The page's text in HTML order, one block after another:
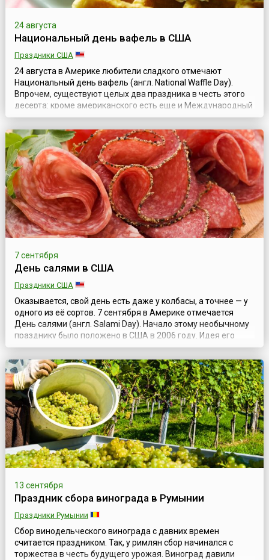
24 августа
Национальный день вафель в США
Праздники США
24 августа в Америке любители сладкого отмечают
Национальный день вафель (англ. National Waffle Day).
Впрочем, существуют целых два праздника в честь этого
десерта: кроме американского есть еще и Международный
день вафель, отмечаемый 25 марта.Чем же отличается
американское лакомство? Эти вафли — не хрустящие
пластинки, к которым привыкли жители европейских стран,
а небольшие «оладьи», которые ...
7 сентября
День салями в США
Праздники США
Оказывается, свой день есть даже у колбасы, а точнее — у
одного из её сортов. 7 сентября в Америке отмечается
День салями (англ. Salami Day). Начало этому необычному
празднику было положено в США в 2006 году. Идея его
проведения пришла в голову двум подругам Кристине и
Вирджинии — любительницам этого вкусного продукта.
Именно 7 сентября они, находясь у себя дома, в городе
Хенрико (штат Вирджин...
13 сентября
Праздник сбора винограда в Румынии
Праздники Румынии
Сбор винодельческого винограда с давних времен
считается праздником. Так, у римлян сбор начинался с
торжества в честь будущего урожая. Виноград давили